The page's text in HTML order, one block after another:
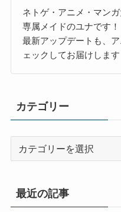
ネトゲ・アニメ・マン
専属メイドのユナです！
最新アップデートも、
ェックしてお届けします
カテゴリー
リ
最近の記事